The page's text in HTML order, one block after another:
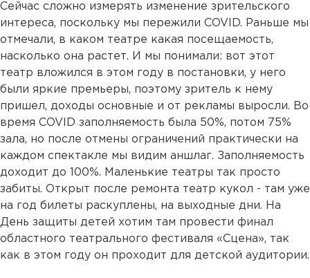
Сейчас сложно измерять изменение зрительского
интереса, поскольку мы пережили COVID. Раньше мы
отмечали, в каком театре какая посещаемость,
насколько она растет. И мы понимали: вот этот
театр вложился в этом году в постановки, у него
были яркие премьеры, поэтому зритель к нему
пришел, доходы основные и от рекламы выросли. Во
время COVID заполняемость была 50%, потом 75%
зала, но после отмены ограничений практически на
каждом спектакле мы видим аншлаг. Заполняемость
доходит до 100%. Маленькие театры так просто
забиты. Открыт после ремонта театр кукол - там уже
на год билеты раскуплены, на выходные дни. На
День защиты детей хотим там провести финал
областного театрального фестиваля «Сцена», так
как в этом году он проходит для детской аудитории.